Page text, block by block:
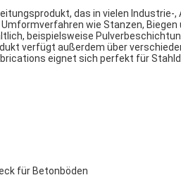
das in vielen Industrie-,
wie Stanzen, Biegen
beispielsweise
verfügt außerdem über
eignet sich perfekt für
für Betonböden